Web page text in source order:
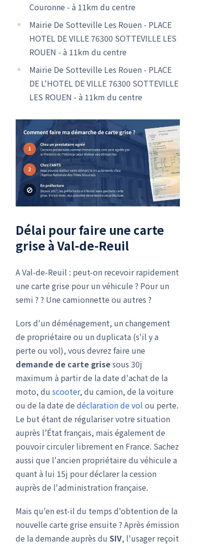
Couronne - à 11km du centre
Mairie De Sotteville Les Rouen - PLACE
HOTEL DE VILLE 76300 SOTTEVILLE LES
ROUEN - à 11km du centre
Mairie De Sotteville Les Rouen - PLACE
DE L'HOTEL DE VILLE 76300 SOTTEVILLE
LES ROUEN - à 11km du centre
Délai pour faire une carte
grise à Val-de-Reuil
A Val-de-Reuil : peut-on recevoir rapidement
une carte grise pour un véhicule ? Pour un
semi ? ? Une camionnette ou autres ?
Lors d'un déménagement, un changement
de propriétaire ou un duplicata (s'il y a
perte ou vol), vous devrez faire une
demande de carte grisesous 30j
maximum à partir de la date d'achat de la
moto, du scooter, du camion, de la voiture
ou de la date de déclaration de vol ou perte.
Le but étant de régulariser votre situation
auprès l’État français, mais également de
pouvoir circuler librement en France. Sachez
aussi que l'ancien propriétaire du véhicule a
quant à lui 15j pour déclarer la cession
auprès de l'administration française.
Mais qu'en est-il du temps d'obtention de la
nouvelle carte grise ensuite ? Après émission
de la demande auprès du SIV, l'usager reçoit